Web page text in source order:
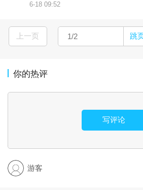
6-18 09:52
上一页 跳
你的热评
写评论
游客